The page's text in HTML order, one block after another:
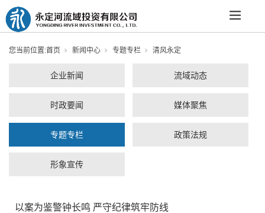
您当前位置:首页 新闻中心 专题专栏 清风永定
企业新闻 流域动态
时政要闻 媒体聚焦
专题专栏 政策法规
形象宣传
以案为鉴警钟长鸣 严守纪律筑牢防线